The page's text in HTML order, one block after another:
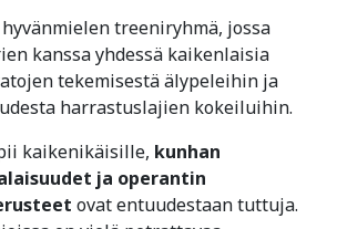
treeniryhmä, jossa
kanssa yhdessä kaikenlaisia
tekemisestä älypeleihin ja
harrastuslajien kokeiluihin.
kaikenikäisille, kunhan
ja operantin
ovat entuudestaan tuttuja.